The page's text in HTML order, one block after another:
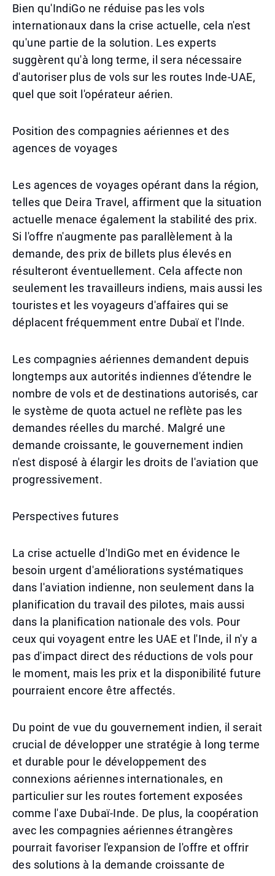
Bien qu'IndiGo ne réduise pas les vols
internationaux dans la crise actuelle, cela n'est
qu'une partie de la solution. Les experts
suggèrent qu'à long terme, il sera nécessaire
d'autoriser plus de vols sur les routes Inde-UAE,
quel que soit l'opérateur aérien.
Position des compagnies aériennes et des
agences de voyages
Les agences de voyages opérant dans la région,
telles que Deira Travel, affirment que la situation
actuelle menace également la stabilité des prix.
Si l'offre n'augmente pas parallèlement à la
demande, des prix de billets plus élevés en
résulteront éventuellement. Cela affecte non
seulement les travailleurs indiens, mais aussi les
touristes et les voyageurs d'affaires qui se
déplacent fréquemment entre Dubaï et l'Inde.
Les compagnies aériennes demandent depuis
longtemps aux autorités indiennes d'étendre le
nombre de vols et de destinations autorisés, car
le système de quota actuel ne reflète pas les
demandes réelles du marché. Malgré une
demande croissante, le gouvernement indien
n'est disposé à élargir les droits de l'aviation que
progressivement.
Perspectives futures
La crise actuelle d'IndiGo met en évidence le
besoin urgent d'améliorations systématiques
dans l'aviation indienne, non seulement dans la
planification du travail des pilotes, mais aussi
dans la planification nationale des vols. Pour
ceux qui voyagent entre les UAE et l'Inde, il n'y a
pas d'impact direct des réductions de vols pour
le moment, mais les prix et la disponibilité future
pourraient encore être affectés.
Du point de vue du gouvernement indien, il serait
crucial de développer une stratégie à long terme
et durable pour le développement des
connexions aériennes internationales, en
particulier sur les routes fortement exposées
comme l'axe Dubaï-Inde. De plus, la coopération
avec les compagnies aériennes étrangères
pourrait favoriser l'expansion de l'offre et offrir
des solutions à la demande croissante de